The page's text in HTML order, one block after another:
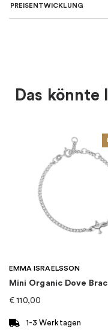
SKU
Material:
Für wen
Marke:
PREISENTWICKLUNG
Das könnte
EMMA ISRAELSSON
Mini Organic Dove
€ 110,00
1-3 Werktagen